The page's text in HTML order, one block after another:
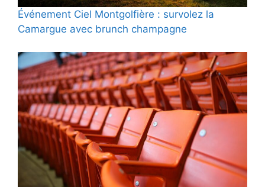
Événement Ciel Montgolfière : survolez la
Camargue avec brunch champagne